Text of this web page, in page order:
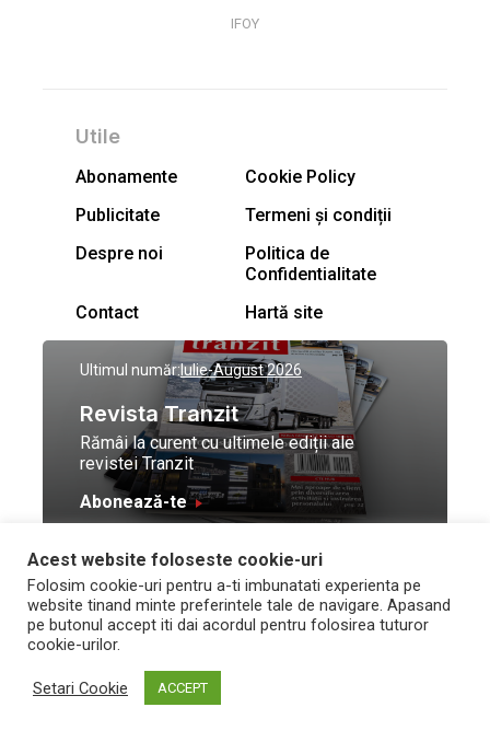
IFOY
Utile
Abonamente
Cookie Policy
Publicitate
Termeni și condiții
Despre noi
Politica de
Confidentialitate
Contact
Hartă site
Ultimul număr:Iulie-August 2026
Revista Tranzit
Rămâi la curent cu ultimele ediții ale
revistei Tranzit
Abonează-te
© Toate drepturile
rezervate Trafic Media
2026
Design by
and development by Neo
Vision Technologies
Acest website foloseste cookie-uri
Folosim cookie-uri pentru a-ti imbunatati experienta pe
website tinand minte preferintele tale de navigare. Apasand
pe butonul accept iti dai acordul pentru folosirea tuturor
cookie-urilor.
Setari Cookie ACCEPT